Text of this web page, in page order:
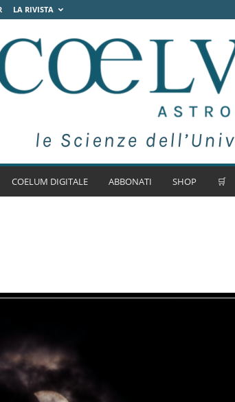
LA RIVISTA
COELUM DIGITALE ABBONATI SHOP 🛒